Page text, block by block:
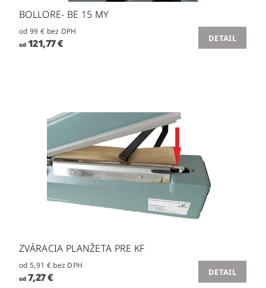
BOLLORE- BE 15 MY
od 99 € bez DPH
od121,77 € DETAIL
ZVÁRACIA PLANŽETA PRE KF
od 5,91 € bez DPH
od7,27 € DETAIL